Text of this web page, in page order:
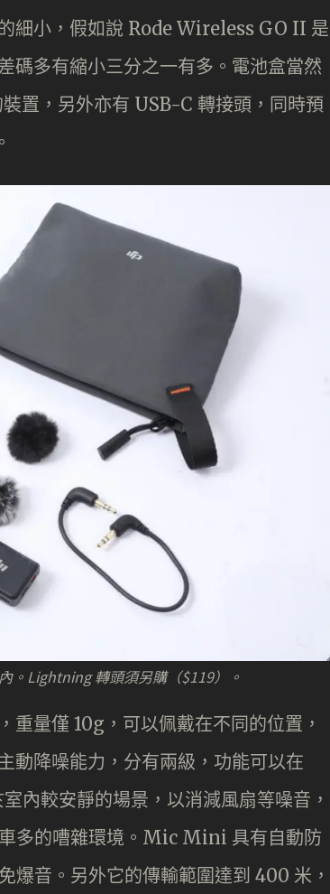
細小，假如說 Rode Wireless GO II 是
多有縮小三分之一有多。電池盒當然
置，另外亦有 USB-C 轉接頭，同時預
。Lightning 轉頭須另購（$119）。
量僅 10g，可以佩戴在不同的位置，
降噪能力，分有兩級，功能可以在
內較安靜的場景，以消減風扇等噪音，
多的嘈雜環境。Mic Mini 具有自動防
爆音。另外它的傳輸範圍達到 400 米，